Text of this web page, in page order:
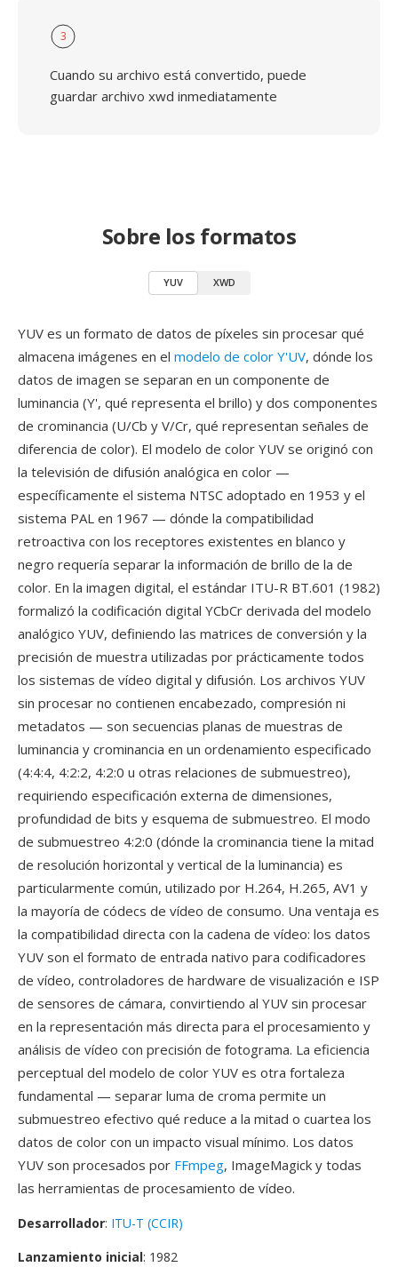
3
Cuando su archivo está convertido, puede
guardar archivo xwd inmediatamente
Sobre los formatos
YUV XWD
YUV es un formato de datos de píxeles sin procesar qué
almacena imágenes en el modelo de color Y'UV, dónde los
datos de imagen se separan en un componente de
luminancia (Y', qué representa el brillo) y dos componentes
de crominancia (U/Cb y V/Cr, qué representan señales de
diferencia de color). El modelo de color YUV se originó con
la televisión de difusión analógica en color —
específicamente el sistema NTSC adoptado en 1953 y el
sistema PAL en 1967 — dónde la compatibilidad
retroactiva con los receptores existentes en blanco y
negro requería separar la información de brillo de la de
color. En la imagen digital, el estándar ITU-R BT.601 (1982)
formalizó la codificación digital YCbCr derivada del modelo
analógico YUV, definiendo las matrices de conversión y la
precisión de muestra utilizadas por prácticamente todos
los sistemas de vídeo digital y difusión. Los archivos YUV
sin procesar no contienen encabezado, compresión ni
metadatos — son secuencias planas de muestras de
luminancia y crominancia en un ordenamiento especificado
(4:4:4, 4:2:2, 4:2:0 u otras relaciones de submuestreo),
requiriendo especificación externa de dimensiones,
profundidad de bits y esquema de submuestreo. El modo
de submuestreo 4:2:0 (dónde la crominancia tiene la mitad
de resolución horizontal y vertical de la luminancia) es
particularmente común, utilizado por H.264, H.265, AV1 y
la mayoría de códecs de vídeo de consumo. Una ventaja es
la compatibilidad directa con la cadena de vídeo: los datos
YUV son el formato de entrada nativo para codificadores
de vídeo, controladores de hardware de visualización e ISP
de sensores de cámara, convirtiendo al YUV sin procesar
en la representación más directa para el procesamiento y
análisis de vídeo con precisión de fotograma. La eficiencia
perceptual del modelo de color YUV es otra fortaleza
fundamental — separar luma de croma permite un
submuestreo efectivo qué reduce a la mitad o cuartea los
datos de color con un impacto visual mínimo. Los datos
YUV son procesados por FFmpeg, ImageMagick y todas
las herramientas de procesamiento de vídeo.
Desarrollador: ITU-T (CCIR)
Lanzamiento inicial: 1982